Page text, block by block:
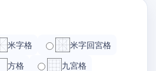
米字格 米字回宮格
方格 九宮格